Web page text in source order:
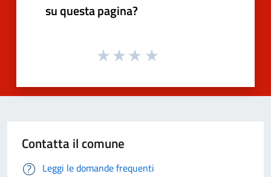
su questa pagina?
Contatta il comune
Leggi le domande frequenti